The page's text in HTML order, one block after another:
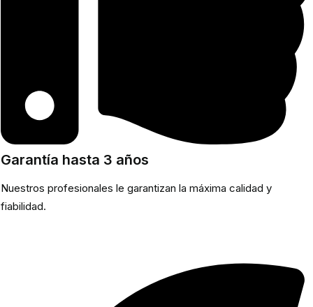
Garantía hasta 3 años
Nuestros profesionales le garantizan la máxima calidad y
fiabilidad.